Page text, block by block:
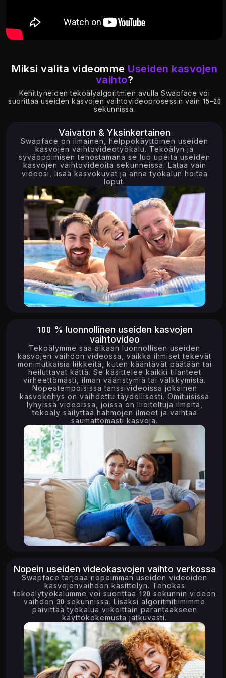
16.69K 3.29K
0.67K 18.58K
2.37K 17.24K
Miksi valita videomme Useiden kasvojen
vaihto?
Kehittyneiden tekoälyalgoritmien avulla Swapface voi
suorittaa useiden kasvojen vaihtovideoprosessin vain 15–20
sekunnissa.
Vaivaton & Yksinkertainen
Swapface on ilmainen, helppokäyttöinen useiden
kasvojen vaihtovideotyökalu. Tekoälyn ja
syväoppimisen tehostamana se luo upeita useiden
kasvojen vaihtovideoita sekunneissa. Lataa vain
videosi, lisää kasvokuvat ja anna työkalun hoitaa
loput.
100 % luonnollinen useiden kasvojen
vaihtovideo
Tekoälymme saa aikaan luonnollisen useiden
kasvojen vaihdon videossa, vaikka ihmiset tekevät
monimutkaisia ​​liikkeitä, kuten kääntävät päätään tai
heiluttavat kättä. Se käsittelee kaikki tilanteet
virheettömästi, ilman vääristymiä tai välkkymistä.
Nopeatempoisissa tanssivideoissa jokainen
kasvokehys on vaihdettu täydellisesti. Omituisissa
lyhyissä videoissa, joissa on liioiteltuja ilmeitä,
tekoäly säilyttää hahmojen ilmeet ja vaihtaa
saumattomasti kasvoja.
Nopein useiden videokasvojen vaihto verkossa
Swapface tarjoaa nopeimman useiden videoiden
kasvojenvaihdon käsittelyn. Tehokas
tekoälytyökalumme voi suorittaa 120 sekunnin videon
vaihdon 30 sekunnissa. Lisäksi algoritmitiimimme
päivittää työkalua viikoittain parantaakseen
käyttökokemusta jatkuvasti.